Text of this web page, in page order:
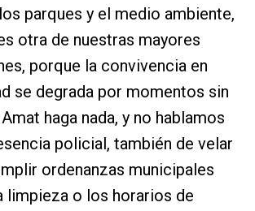
parques y el medio ambiente,
otra de nuestras mayores
porque la convivencia en
se degrada por momentos sin
haga nada, y no hablamos
policial, también de velar
ordenanzas municipales
limpieza o los horarios de